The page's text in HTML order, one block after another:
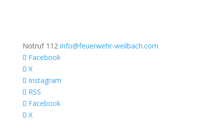
Notruf 112 info@feuerwehr-weilbach.com
Facebook
X
Instagram
RSS
Facebook
X